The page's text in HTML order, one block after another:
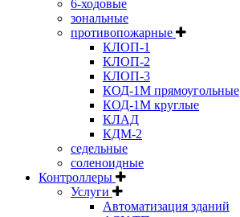
6-ходовые
зональные
противопожарные
КЛОП-1
КЛОП-2
КЛОП-3
КОД-1М прямоугольные
КОД-1М круглые
КЛАД
КДМ-2
седельные
соленоидные
Контроллеры
Услуги
Автоматизация зданий